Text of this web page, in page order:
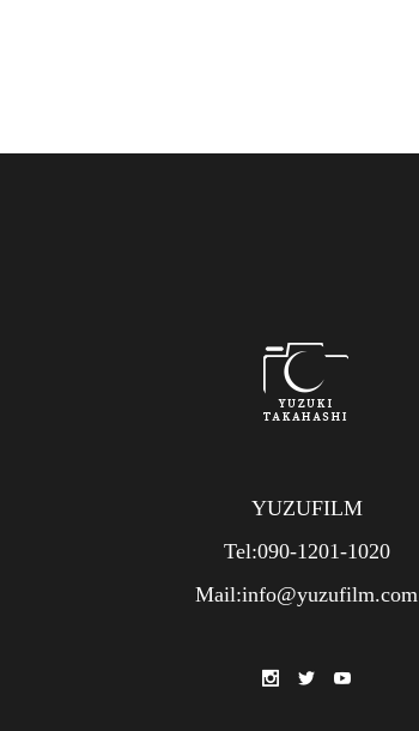
YUZUFILM
Tel:090-1201-1020
Mail:info@yuzufilm.com